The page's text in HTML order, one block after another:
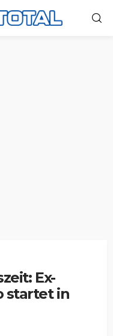
Ex-
startet in